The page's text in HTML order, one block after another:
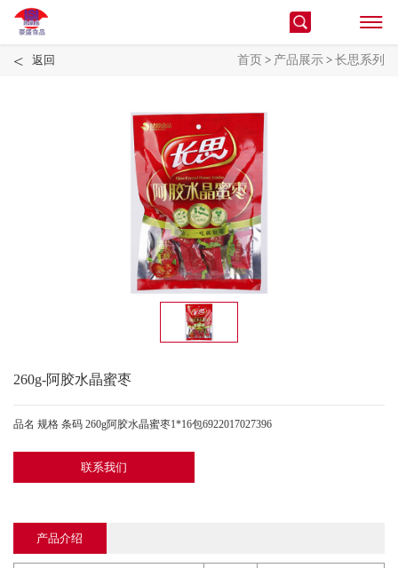
< 返回 首页 > 产品展示 > 长思系列
260g-阿胶水晶蜜枣
品名 规格 条码 260g阿胶水晶蜜枣1*16包6922017027396
联系我们
产品介绍